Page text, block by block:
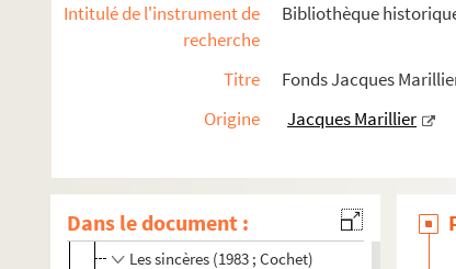
Intitulé de l'instrument de
recherche
Bibliothèque
Titre
Fonds Jacques
Origine
Jacques Marillier
Dans le document :
Huis-clos (1981 ; Wilson)
Le pavé dans l'écran (1982 ; Fabbri)
L'école des maris (1982 ; Etchevery)
L'extravagant Mister Wilde ou Le diable
Les exilés (1983 ; Meyer)
Les sincères (1983 ; Cochet)